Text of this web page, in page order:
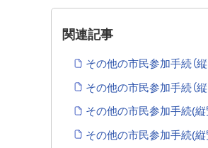
関連記事
その他の市民参加手続（縦
その他の市民参加手続（縦
その他の市民参加手続(縦
その他の市民参加手続(縦